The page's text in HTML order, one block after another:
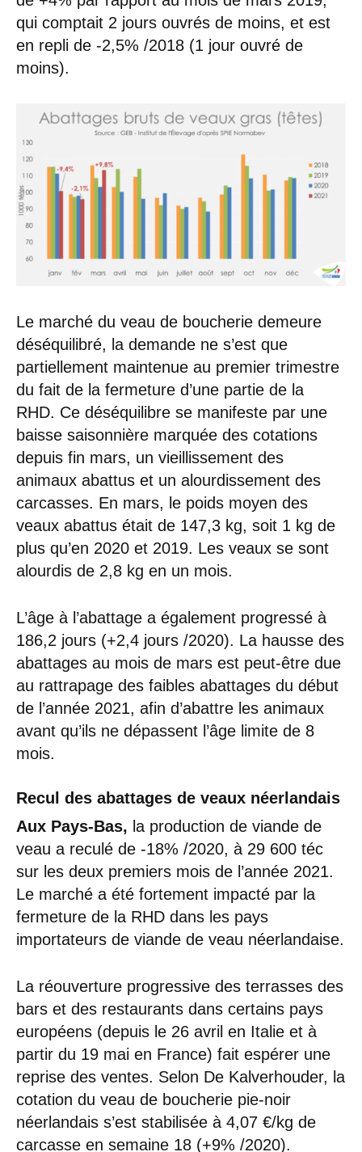
qui comptait 2 jours ouvrés de moins, et est
en repli de -2,5% /2018 (1 jour ouvré de
moins).
Le marché du veau de boucherie demeure
déséquilibré, la demande ne s’est que
partiellement maintenue au premier trimestre
du fait de la fermeture d’une partie de la
RHD. Ce déséquilibre se manifeste par une
baisse saisonnière marquée des cotations
depuis fin mars, un vieillissement des
animaux abattus et un alourdissement des
carcasses. En mars, le poids moyen des
veaux abattus était de 147,3 kg, soit 1 kg de
plus qu’en 2020 et 2019. Les veaux se sont
alourdis de 2,8 kg en un mois.
L’âge à l’abattage a également progressé à
186,2 jours (+2,4 jours /2020). La hausse des
abattages au mois de mars est peut-être due
au rattrapage des faibles abattages du début
de l’année 2021, afin d’abattre les animaux
avant qu’ils ne dépassent l’âge limite de 8
mois.
Recul des abattages de veaux néerlandais
Aux Pays-Bas, la production de viande de
veau a reculé de -18% /2020, à 29 600 téc
sur les deux premiers mois de l’année 2021.
Le marché a été fortement impacté par la
fermeture de la RHD dans les pays
importateurs de viande de veau néerlandaise.
La réouverture progressive des terrasses des
bars et des restaurants dans certains pays
européens (depuis le 26 avril en Italie et à
partir du 19 mai en France) fait espérer une
reprise des ventes. Selon De Kalverhouder, la
cotation du veau de boucherie pie-noir
néerlandais s’est stabilisée à 4,07 €/kg de
carcasse en semaine 18 (+9% /2020).